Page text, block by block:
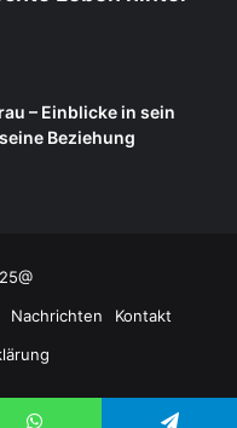
– Einblicke in sein
Beziehung
Nachrichten
Kontakt